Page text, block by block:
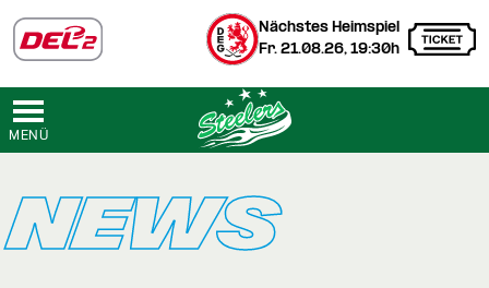
Nächstes Heimspiel
Fr. 21.08.26, 19:30h
MENÜ
NEWS